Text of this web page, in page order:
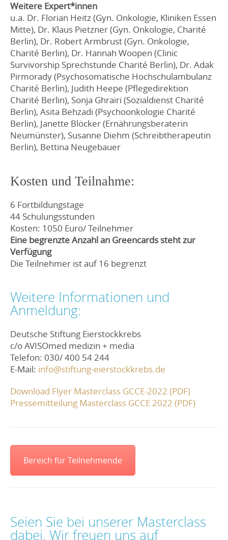
Weitere Expert*innen
u.a. Dr. Florian Heitz (Gyn. Onkologie, Kliniken Essen
Mitte), Dr. Klaus Pietzner (Gyn. Onkologie, Charité
Berlin), Dr. Robert Armbrust (Gyn. Onkologie,
Charité Berlin), Dr. Hannah Woopen (Clinic
Survivorship Sprechstunde Charité Berlin), Dr. Adak
Pirmorady (Psychosomatische Hochschulambulanz
Charité Berlin), Judith Heepe (Pflegedirektion
Charité Berlin), Sonja Ghrairi (Sozialdienst Charité
Berlin), Asita Behzadi (Psychoonkologie Charité
Berlin), Janette Blöcker (Ernährungsberaterin
Neumünster), Susanne Diehm (Schreibtherapeutin
Berlin), Bettina Neugebauer
Kosten und Teilnahme:
6 Fortbildungstage
44 Schulungsstunden
Kosten: 1050 Euro/ Teilnehmer
Eine begrenzte Anzahl an Greencards steht zur
Verfügung
Die Teilnehmer ist auf 16 begrenzt
Weitere Informationen und
Anmeldung:
Deutsche Stiftung Eierstockkrebs
c/o AVISOmed medizin + media
Telefon: 030/ 400 54 244
E-Mail: info@stiftung-eierstockkrebs.de
Download Flyer Masterclass GCCE-2022 (PDF)
Pressemitteilung Masterclass GCCE 2022 (PDF)
Bereich für Teilnehmende
Seien Sie bei unserer Masterclass
dabei. Wir freuen uns auf